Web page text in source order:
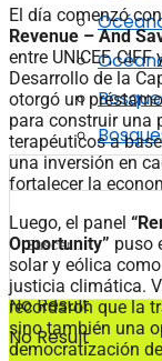
No Result
No Result
El día comenzó
Revenue – And
entre UNICEF,
Desarrollo de la
otorgó un
para construir una
terapéuticos a
una inversión en
fortalecer la
Luego, el panel
Opportunity” puso
solar y eólica
justicia climática.
recordaron que la
sino también una
democratización